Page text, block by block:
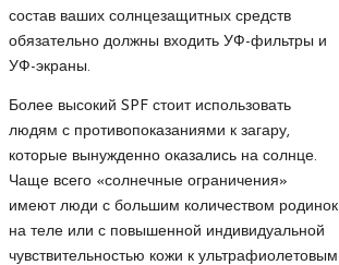
состав ваших солнцезащитных средств
обязательно должны входить УФ-фильтры и
УФ-экраны.
Более высокий SPF стоит использовать
людям с противопоказаниями к загару,
которые вынужденно оказались на солнце.
Чаще всего «солнечные ограничения»
имеют люди с большим количеством родинок
на теле или с повышенной индивидуальной
чувствительностью кожи к ультрафиолетовым